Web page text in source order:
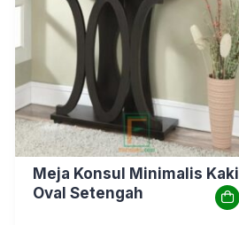
Meja Konsul Minimalis Kaki
Oval Setengah